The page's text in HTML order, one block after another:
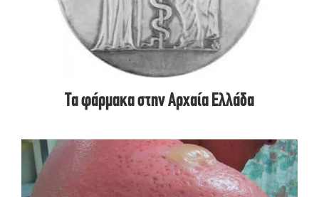
Τα φάρμακα στην Αρχαία Ελλάδα